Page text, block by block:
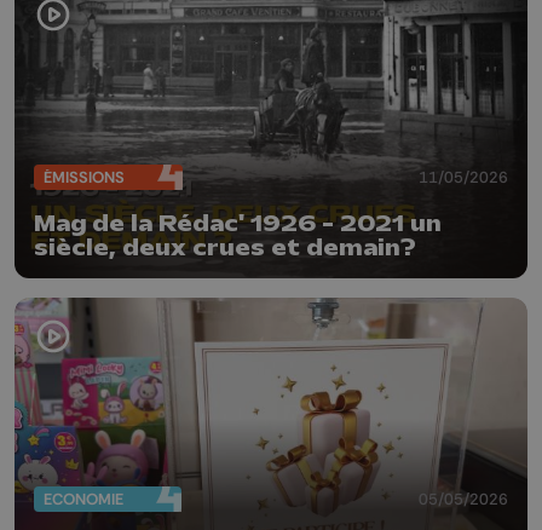
ÉMISSIONS 11/05/2026
Mag de la Rédac' 1926 - 2021 un
siècle, deux crues et demain?
ECONOMIE 05/05/2026